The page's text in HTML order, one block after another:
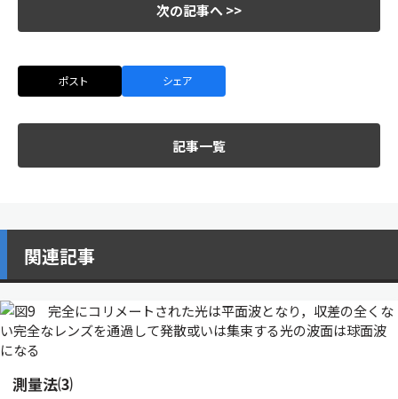
次の記事へ >>
ポスト シェア
記事一覧
関連記事
測量法⑶